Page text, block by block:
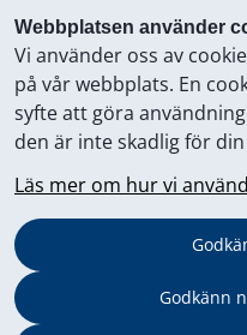
Webbplatsen använder
Vi använder oss av
på vår webbplats. En
syfte att göra
den är inte skadlig för
Läs mer om hur vi
Godkänn